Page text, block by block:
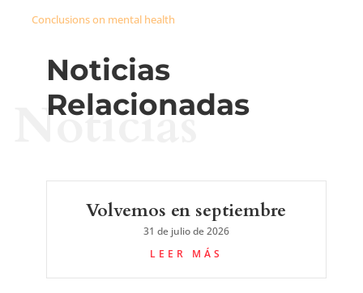
Conclusions on mental health
Noticias
Relacionadas
Noticias
Volvemos en septiembre
31 de julio de 2026
LEER MÁS